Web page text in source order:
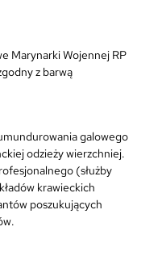
Marynarki Wojennej RP
z barwą
galowego
odzieży wierzchniej.
(służby
krawieckich
poszukujących